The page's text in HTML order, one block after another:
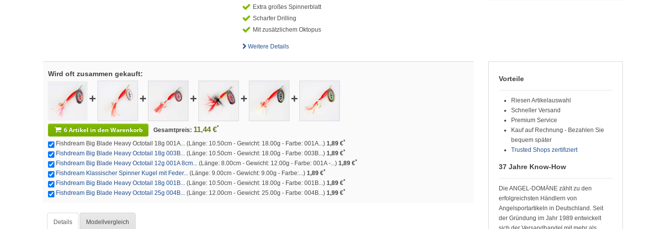
Extra großes Spinnerblatt
Scharfer Drilling
Mit zusätzlichem Oktopus
Weitere Details
Wird oft zusammen gekauft:
+ + + + +
6 Artikel in den Warenkorb Gesamtpreis: 11,44 €*
Fishdream Big Blade Heavy Octotail 18g 001A... (Länge: 10.50cm - Gewicht: 18.00g - Farbe: 001A...) 1,89 €*
Fishdream Big Blade Heavy Octotail 18g 003B... (Länge: 10.50cm - Gewicht: 18.00g - Farbe: 003B...) 1,89 €*
Fishdream Big Blade Heavy Octotail 12g 001A 8cm... (Länge: 8.00cm - Gewicht: 12.00g - Farbe: 001A -...) 1,89 €*
Fishdream Klassischer Spinner Kugel mit Feder... (Länge: 9.00cm - Gewicht: 9.00g - Farbe:...) 1,89 €*
Fishdream Big Blade Heavy Octotail 18g 001B... (Länge: 10.50cm - Gewicht: 18.00g - Farbe: 001B...) 1,89 €*
Fishdream Big Blade Heavy Octotail 25g 004B... (Länge: 12.00cm - Gewicht: 25.00g - Farbe: 004B...) 1,99 €*
Details Modellvergleich
Vorteile
Riesen Artikelauswahl
Schneller Versand
Premium Service
Kauf auf Rechnung - Bezahlen Sie
bequem später
Trusted Shops zertifiziert
37 Jahre Know-How
Die ANGEL-DOMÄNE zählt zu den
erfolgreichsten Händlern von
Angelsportartikeln in Deutschland. Seit
der Gründung im Jahr 1989 entwickelt